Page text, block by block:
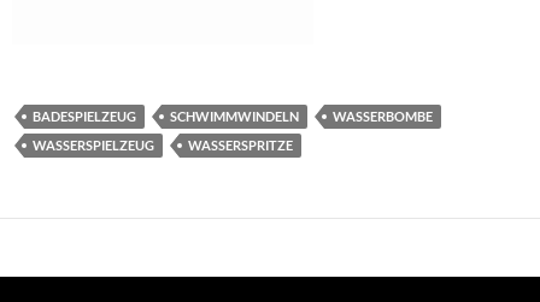
BADESPIELZEUG SCHWIMMWINDELN
WASSERBOMBE
WASSERSPIELZEUG
WASSERSPRITZE